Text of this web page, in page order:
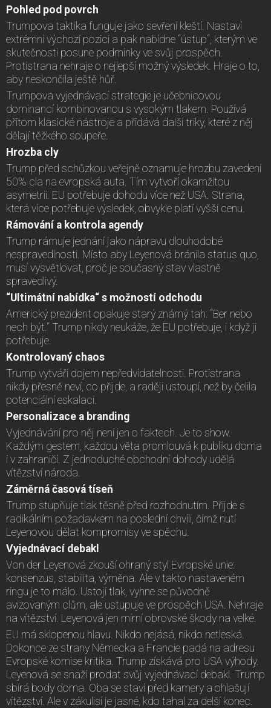
Pohled pod povrch
Trumpova taktika funguje jako sevření kleští. Nastaví
extrémní výchozí pozici a pak nabídne “ústup“, kterým ve
skutečnosti posune podmínky ve svůj prospěch.
Protistrana nehraje o nejlepší možný výsledek. Hraje o to,
aby neskončila ještě hůř.
Trumpova vyjednávací strategie je učebnicovou
dominancí kombinovanou s vysokým tlakem. Používá
přitom klasické nástroje a přidává další triky, které z něj
dělají těžkého soupeře.
Hrozba cly
Trump před schůzkou veřejně oznamuje hrozbu zavedení
50% cla na evropská auta. Tím vytvoří okamžitou
asymetrii. EU potřebuje dohodu více než USA. Strana,
která více potřebuje výsledek, obvykle platí vyšší cenu.
Rámování a kontrola agendy
Trump rámuje jednání jako nápravu dlouhodobé
nespravedlnosti. Místo aby Leyenová bránila status quo,
musí vysvětlovat, proč je současný stav vlastně
spravedlivý.
“Ultimátní nabídka“ s možností odchodu
Americký prezident opakuje starý známý tah: “Ber nebo
nech být.“ Trump nikdy neukáže, že EU potřebuje, i když ji
potřebuje.
Kontrolovaný chaos
Trump vytváří dojem nepředvídatelnosti. Protistrana
nikdy přesně neví, co přijde, a raději ustoupí, než by čelila
potenciální eskalaci.
Personalizace a branding
Vyjednávání pro něj není jen o faktech. Je to show.
Každým gestem, každou věta promlouvá k publiku doma
i v zahraničí. Z jednoduché obchodní dohody udělá
vítězství národa.
Záměrná časová tíseň
Trump stupňuje tlak těsně před rozhodnutím. Přijde s
radikálním požadavkem na poslední chvíli, čímž nutí
Leyenovou dělat kompromisy ve spěchu.
Vyjednávací debakl
Von der Leyenová zkouší ohraný styl Evropské unie:
konsenzus, stabilita, výměna. Ale v takto nastaveném
ringu je to málo. Ustojí tlak, vyhne se původně
avizovaným clům, ale ustupuje ve prospěch USA. Nehraje
na vítězství. Leyenová jen mírní obrovské škody na velké.
EU má sklopenou hlavu. Nikdo nejásá, nikdo netleská.
Dokonce ze strany Německa a Francie padá na adresu
Evropské komise kritika. Trump získává pro USA výhody.
Leyenová se snaží prodat svůj vyjednávací debakl. Trump
sbírá body doma. Oba se staví před kamery a ohlašují
vítězství. Ale v zákulisí je jasné, kdo tahal za delší konec.